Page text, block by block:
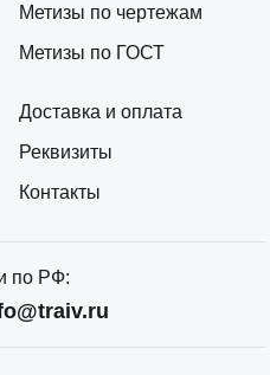
Метизы по чертежам
Метизы по ГОСТ
Доставка и оплата
Реквизиты
Контакты
по РФ: